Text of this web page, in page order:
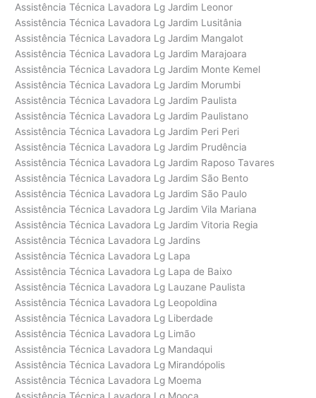
Assistência Técnica Lavadora Lg Jardim Leonor
Assistência Técnica Lavadora Lg Jardim Lusitânia
Assistência Técnica Lavadora Lg Jardim Mangalot
Assistência Técnica Lavadora Lg Jardim Marajoara
Assistência Técnica Lavadora Lg Jardim Monte Kemel
Assistência Técnica Lavadora Lg Jardim Morumbi
Assistência Técnica Lavadora Lg Jardim Paulista
Assistência Técnica Lavadora Lg Jardim Paulistano
Assistência Técnica Lavadora Lg Jardim Peri Peri
Assistência Técnica Lavadora Lg Jardim Prudência
Assistência Técnica Lavadora Lg Jardim Raposo Tavares
Assistência Técnica Lavadora Lg Jardim São Bento
Assistência Técnica Lavadora Lg Jardim São Paulo
Assistência Técnica Lavadora Lg Jardim Vila Mariana
Assistência Técnica Lavadora Lg Jardim Vitoria Regia
Assistência Técnica Lavadora Lg Jardins
Assistência Técnica Lavadora Lg Lapa
Assistência Técnica Lavadora Lg Lapa de Baixo
Assistência Técnica Lavadora Lg Lauzane Paulista
Assistência Técnica Lavadora Lg Leopoldina
Assistência Técnica Lavadora Lg Liberdade
Assistência Técnica Lavadora Lg Limão
Assistência Técnica Lavadora Lg Mandaqui
Assistência Técnica Lavadora Lg Mirandópolis
Assistência Técnica Lavadora Lg Moema
Assistência Técnica Lavadora Lg Mooca